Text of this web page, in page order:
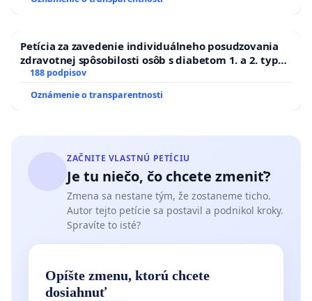
Petícia za zavedenie individuálneho posudzovania
zdravotnej spôsobilosti osôb s diabetom 1. a 2. typu
pri prijímaní do Policajného zboru SR
188 podpisov
Oznámenie o transparentnosti
ZAČNITE VLASTNÚ PETÍCIU
Je tu niečo, čo chcete zmeniť?
Zmena sa nestane tým, že zostaneme ticho.
Autor tejto petície sa postavil a podnikol kroky.
Spravíte to isté?
Opíšte zmenu, ktorú chcete
dosiahnuť